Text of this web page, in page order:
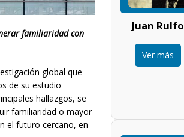
familiaridad con
global que
de su estudio
hallazgos, se
familiaridad o mayor
el futuro cercano, en
Juan Rulfo
Ver más